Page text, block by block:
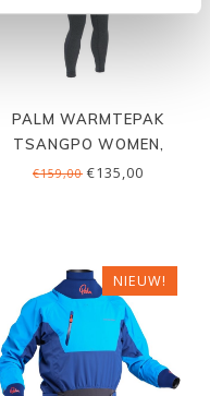
PALM WARMTEPAK
TSANGPO WOMEN,
THERMO FLEECE
€159,00 €135,00
NIEUW!